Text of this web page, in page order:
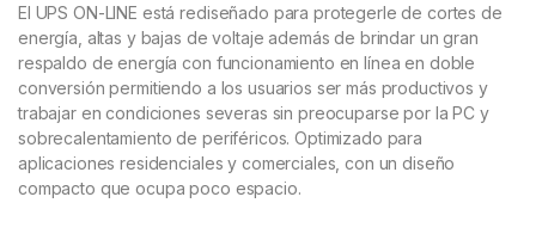
El UPS ON-LINE está rediseñado para protegerle de cortes de
energía, altas y bajas de voltaje además de brindar un gran
respaldo de energía con funcionamiento en línea en doble
conversión permitiendo a los usuarios ser más productivos y
trabajar en condiciones severas sin preocuparse por la PC y
sobrecalentamiento de periféricos. Optimizado para
aplicaciones residenciales y comerciales, con un diseño
compacto que ocupa poco espacio.